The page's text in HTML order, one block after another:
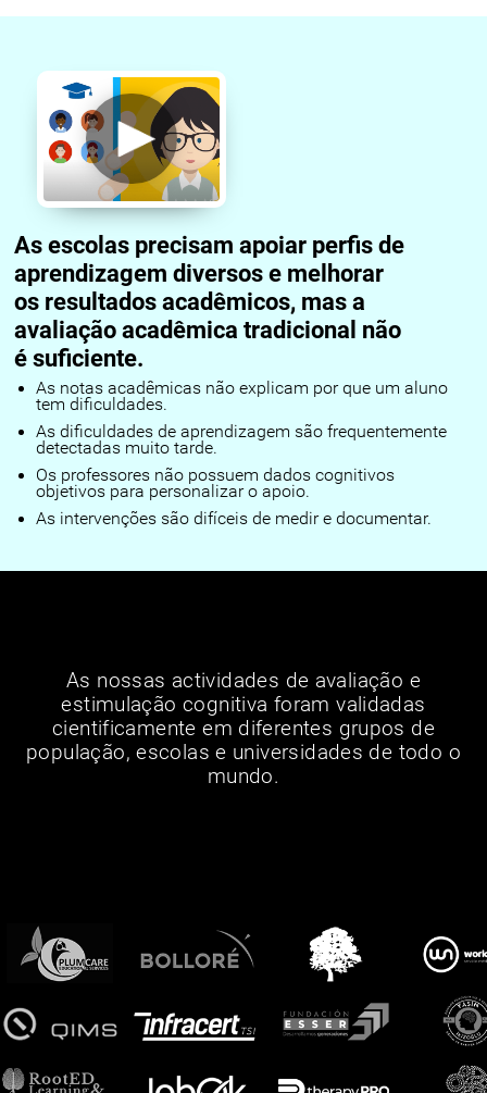
As escolas precisam apoiar perfis de
aprendizagem diversos e melhorar
os resultados acadêmicos, mas a
avaliação acadêmica tradicional não
é suficiente.
As notas acadêmicas não explicam por que um aluno
tem dificuldades.
As dificuldades de aprendizagem são frequentemente
detectadas muito tarde.
Os professores não possuem dados cognitivos
objetivos para personalizar o apoio.
As intervenções são difíceis de medir e documentar.
As nossas actividades de avaliação e
estimulação cognitiva foram validadas
cientificamente em diferentes grupos de
população, escolas e universidades de todo o
mundo.